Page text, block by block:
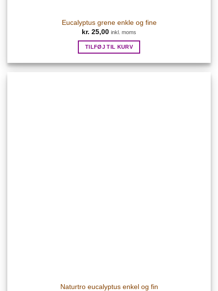
Eucalyptus grene enkle og fine
kr. 25,00 inkl. moms
TILFØJ TIL KURV
Naturtro eucalyptus enkel og fin